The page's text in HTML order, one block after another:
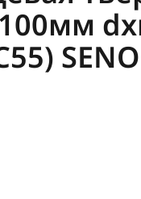
SENO